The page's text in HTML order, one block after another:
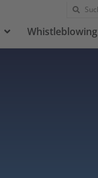
Whistleblowing